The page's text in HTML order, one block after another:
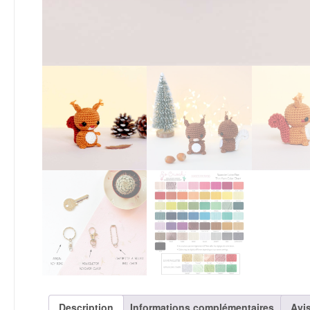
Description Informations complémentaires